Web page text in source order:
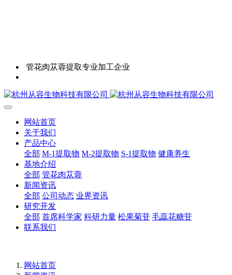
管花肉苁蓉提取专业加工企业
网站首页
关于我们
产品中心
全部 M-1提取物 M-2提取物 S-1提取物 健康养生
基地介绍
全部 管花肉苁蓉
新闻资讯
全部 公司动态 业界资讯
研究开发
全部 首席科学家 科研力量 松果菊苷 毛蕊花糖苷
联系我们
网站首页